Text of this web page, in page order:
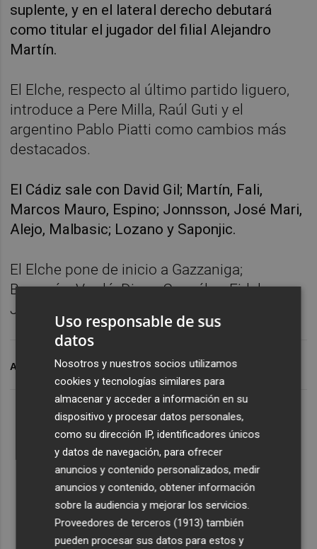
suplente, y en el lateral derecho debutará
como titular el jugador del filial Alejandro
Martín.
El Elche, respecto al último partido liguero,
introduce a Pere Milla, Raúl Guti y el
argentino Pablo Piatti como cambios más
destacados.
El Cádiz sale con David Gil; Martín, Fali,
Marcos Mauro, Espino; Jonnsson, José Mari,
Alejo, Malbasic; Lozano y Saponjic.
El Elche pone de inicio a Gazzaniga;
Barragán, Verdú, Diego González, Fidel;
Josan, Mfulu, Pere Milla, Guti; Piatti y Boyé.
ARCHIVADO EN ELCHE CF CÁDIZ CF
Uso responsable de sus
datos
Nosotros y nuestros socios utilizamos
cookies y tecnologías similares para
almacenar y acceder a información en su
dispositivo y procesar datos personales,
como su dirección IP, identificadores únicos
y datos de navegación, para ofrecer
anuncios y contenido personalizados, medir
anuncios y contenido, obtener información
sobre la audiencia y mejorar los servicios.
Proveedores de terceros (1913) también
pueden procesar sus datos para estos y